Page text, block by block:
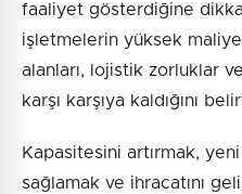
faaliyet gösterdiğine
işletmelerin yüksek
alanları, lojistik zorluklar
karşı karşıya kaldığını
Kapasitesini artırmak,
sağlamak ve ihracatını